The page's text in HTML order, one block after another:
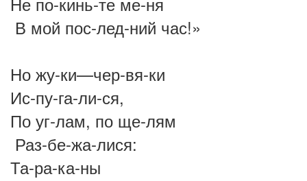
В мой пос-лед-ний час!»
Но жу-ки—чер-вя-ки
Ис-пу-га-ли-ся,
По уг-лам, по ще-лям
Раз-бе-жа-лися:
Та-ра-ка-ны